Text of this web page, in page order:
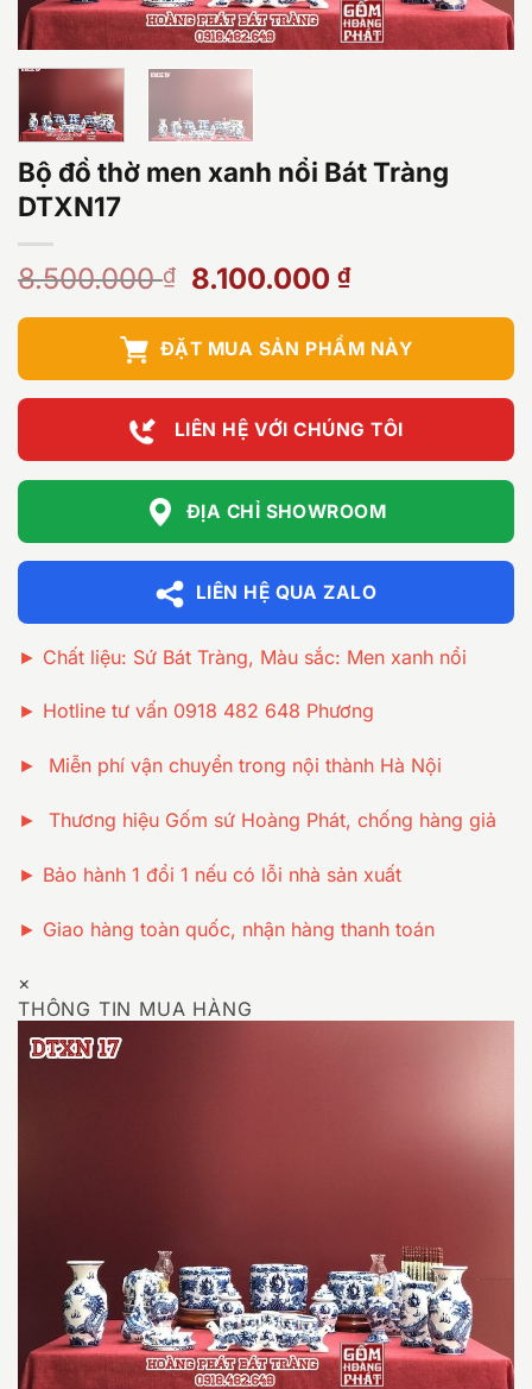
Bộ đồ thờ men xanh nổi Bát Tràng
DTXN17
8.500.000₫
Giá
là:
8.500.000 ₫.
8.100.000₫Giá
tại
là:
8.100.000 ₫.
ĐẶT MUA SẢN PHẨM NÀY
LIÊN HỆ VỚI CHÚNG TÔI
ĐỊA CHỈ SHOWROOM
LIÊN HỆ QUA ZALO
► Chất liệu: Sứ Bát Tràng, Màu sắc: Men xanh nổi
► Hotline tư vấn 0918 482 648 Phương
► Miễn phí vận chuyển trong nội thành Hà Nội
► Thương hiệu Gốm sứ Hoàng Phát, chống hàng giả
► Bảo hành 1 đổi 1 nếu có lỗi nhà sản xuất
► Giao hàng toàn quốc, nhận hàng thanh toán
×
THÔNG TIN MUA HÀNG